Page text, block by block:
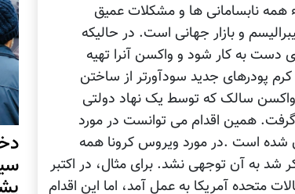
بدانند که منشاء همه نابسامانی ها و مشکلات عمیق
و بازار جهانی است. در حالیکه
دست به کار شود و واکسن آنرا تهیه
پودرهای جدید سودآورتر از ساختن
واکسن سالک که توسط یک نهاد دولتی
همین اقدام می توانست در مورد
آن شده است .در مورد ویروس کرونا همه
شد به آن توجهی نشد. برای مثال، در اکتبر
متحده آمریکا به عمل آمد، اما این اقدام